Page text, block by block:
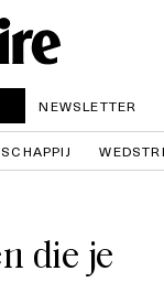
NEWSLETTER
die je